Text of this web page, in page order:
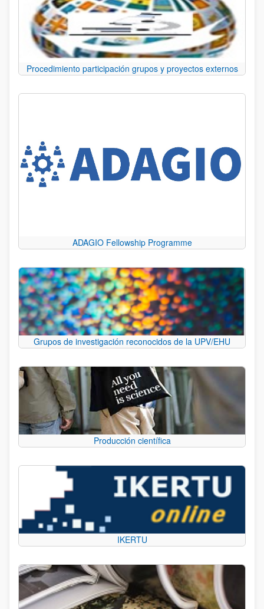
Procedimiento participación grupos y proyectos externos
ADAGIO Fellowship Programme
Grupos de investigación reconocidos de la UPV/EHU
Producción científica
IKERTU